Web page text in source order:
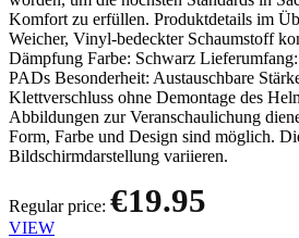
Komfort zu erfüllen. Produktdetails im
Weicher, Vinyl-bedeckter Schaumstoff
Dämpfung Farbe: Schwarz
PADs Besonderheit: Austauschbare
Klettverschluss ohne Demontage des
Abbildungen zur Veranschaulichung
Form, Farbe und Design sind möglich.
Bildschirmdarstellung variieren.
Regular price: €19.95
VIEW